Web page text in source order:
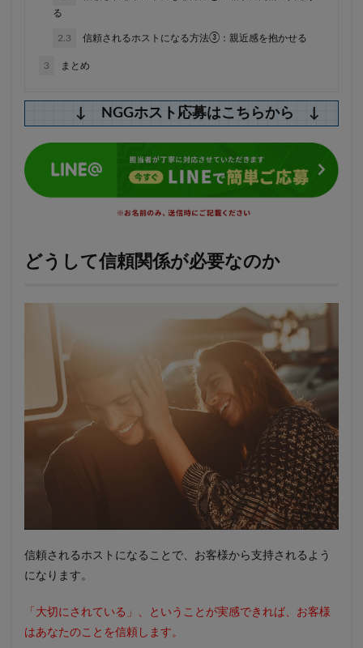
る
2.3 信頼されるホストになる方法③：親近感を抱かせる
3 まとめ
↓ NGGホスト応募はこちらから ↓
どうして信頼関係が必要なのか
信頼されるホストになることで、お客様から支持されるよう
になります。
「大切にされている」、ということが実感できれば、お客様
はあなたのことを信頼します。